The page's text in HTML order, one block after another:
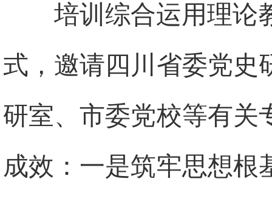
培训综合运用理论
式，邀请四川省委党史
研室、市委党校等有关
成效：一是筑牢思想根